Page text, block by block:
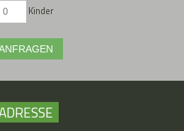
Kinder